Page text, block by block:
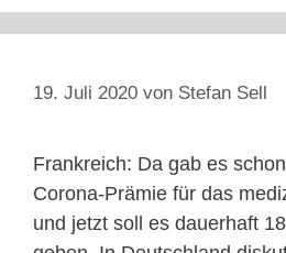
19. Juli 2020 von Stefan Sell
Frankreich: Da gab es
Corona-Prämie für das
und jetzt soll es dauerhaft